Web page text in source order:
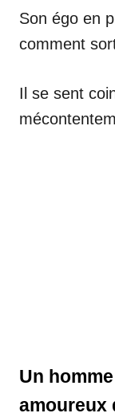
Son égo en
comment
Il se sent
Un
amoureux